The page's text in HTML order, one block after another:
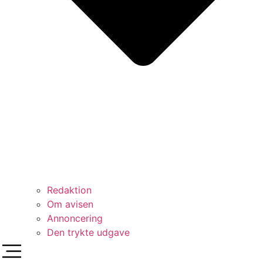
Redaktion
Om avisen
Annoncering
Den trykte udgave